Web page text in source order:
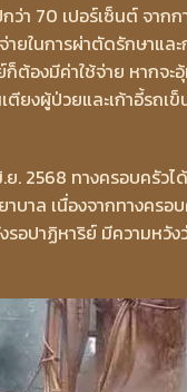
ว่า 70 เปอร์เซ็นต์ จา
ายในการผ่าตัดรักษาแ
ต้องมีค่าใช้จ่าย หากจ
งผู้ป่วยและเก้าอี้รถเ
. 2568 ทางครอบครัว
าบาล เนื่องจากทางค
อปาฏิหาริย์ มีความหวั